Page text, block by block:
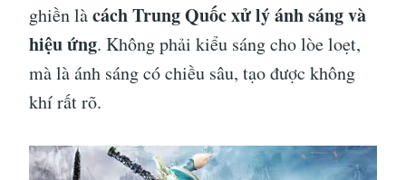
ghiền làcách Trung Quốc xử lý ánh sáng và
hiệu ứng. Không phải kiểu sáng cho lòe loẹt,
mà là ánh sáng có chiều sâu, tạo được không
khí rất rõ.